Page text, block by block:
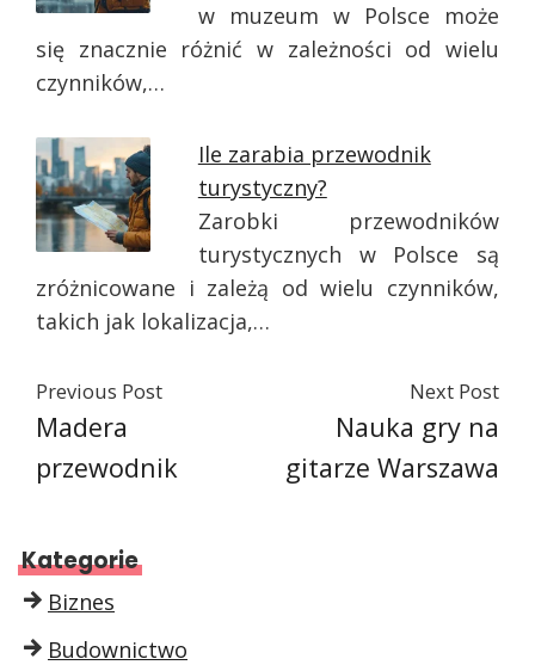
w muzeum w Polsce może
się znacznie różnić w zależności od wielu
czynników,…
Ile zarabia przewodnik
turystyczny?
Zarobki przewodników
turystycznych w Polsce są
zróżnicowane i zależą od wielu czynników,
takich jak lokalizacja,…
Previous Post
Madera
przewodnik
Next Post
Nauka gry na
gitarze Warszawa
Kategorie
Biznes
Budownictwo